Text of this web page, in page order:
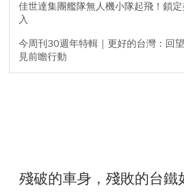
佳世達集團艦隊無人機小隊起飛！鎖
入
今周刊30週年特輯｜更好的台灣：回
見前瞻行動
殘破的車身，殘敗的台鐵